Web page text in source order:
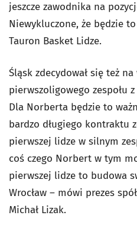
jeszcze zawodnika na
Niewykluczone, że będzie
Tauron Basket Lidze.
Śląsk zdecydował się też
pierwszoligowego zespołu
Dla Norberta będzie to
bardzo długiego kontraktu
pierwszej lidze w silnym
coś czego Norbert w tym
pierwszej lidze to budowa
Wrocław – mówi prezes
Michał Lizak.